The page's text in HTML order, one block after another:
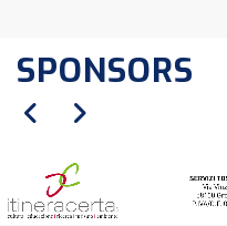
SPONSORS